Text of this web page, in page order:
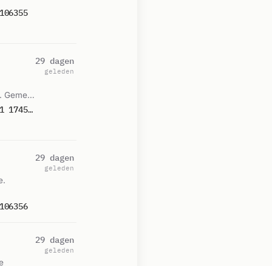
Gemeld
P 1 BRT-01 ONGEVAL WEGVERVOER PIERSWEG STAD AAN 'T HARINGVLIET 174731 174531 179197
29 dagen
geleden
29 dagen
geleden
29 dagen
geleden